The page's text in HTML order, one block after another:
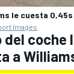
le cuesta
Images
del coche
a